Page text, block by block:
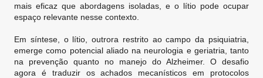
mais eficaz que abordagens isoladas, e o lítio pode ocupar
espaço relevante nesse contexto.
Em síntese, o lítio, outrora restrito ao campo da psiquiatria,
emerge como potencial aliado na neurologia e geriatria, tanto
na prevenção quanto no manejo do Alzheimer. O desafio
agora é traduzir os achados mecanísticos em protocolos